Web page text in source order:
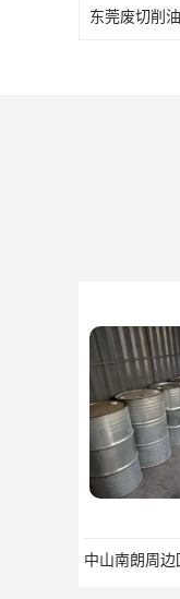
回收废白
东莞废切削